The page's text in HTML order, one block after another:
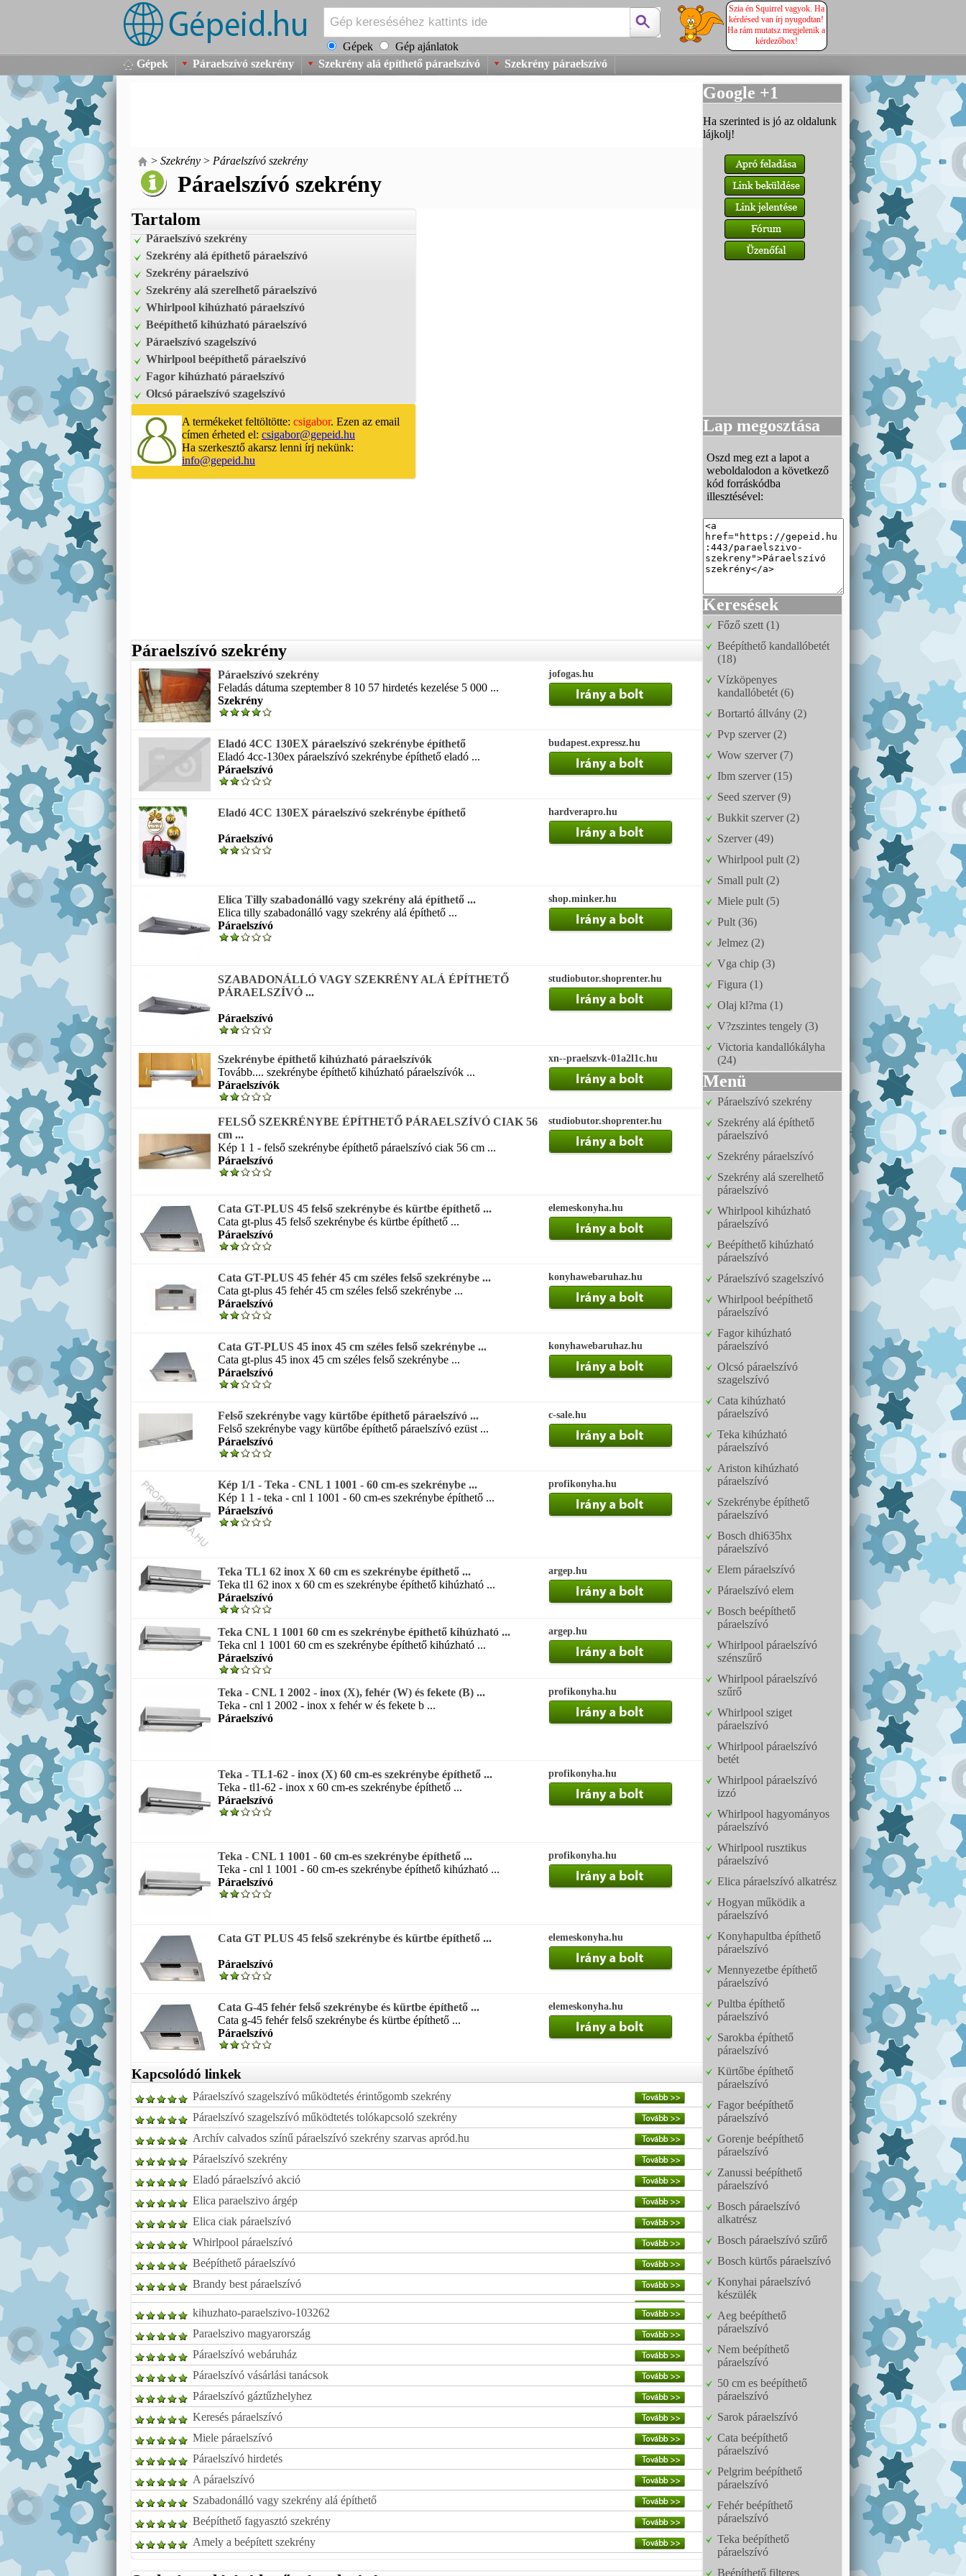
Gépek Gép ajánlatok
Szia én Squirrel vagyok. Ha
kérdésed van írj nyugodtan!
Ha rám mutatsz megjelenik a
kérdezőbox!
Gépek Páraelszívó szekrény Szekrény alá építhető páraelszívó Szekrény páraelszívó
> Szekrény > Páraelszívó szekrény
Páraelszívó szekrény
Tartalom
Páraelszívó szekrény
Szekrény alá építhető páraelszívó
Szekrény páraelszívó
Szekrény alá szerelhető páraelszívó
Whirlpool kihúzható páraelszívó
Beépíthető kihúzható páraelszívó
Páraelszívó szagelszívó
Whirlpool beépíthető páraelszívó
Fagor kihúzható páraelszívó
Olcsó páraelszívó szagelszívó
A termékeket feltöltötte: csigabor. Ezen az email
címen érheted el: csigabor@gepeid.hu
Ha szerkesztő akarsz lenni írj nekünk:
info@gepeid.hu
Páraelszívó szekrény
Páraelszívó szekrény
Feladás dátuma szeptember 8 10 57 hirdetés kezelése 5 000 ...
Szekrény
jofogas.hu
Eladó 4CC 130EX páraelszívó szekrénybe építhető
Eladó 4cc-130ex páraelszívó szekrénybe építhető eladó ...
Páraelszívó
budapest.expressz.hu
Eladó 4CC 130EX páraelszívó szekrénybe építhető
Páraelszívó
hardverapro.hu
Elica Tilly szabadonálló vagy szekrény alá építhető ...
Elica tilly szabadonálló vagy szekrény alá építhető ...
Páraelszívó
shop.minker.hu
SZABADONÁLLÓ VAGY SZEKRÉNY ALÁ ÉPÍTHETŐ
PÁRAELSZÍVÓ ...
Páraelszívó
studiobutor.shoprenter.hu
Szekrénybe építhető kihúzható páraelszívók
Tovább.... szekrénybe építhető kihúzható páraelszívók ...
Páraelszívók
xn--praelszvk-01a2l1c.hu
FELSŐ SZEKRÉNYBE ÉPÍTHETŐ PÁRAELSZÍVÓ CIAK 56
cm ...
Kép 1 1 - felső szekrénybe építhető páraelszívó ciak 56 cm ...
Páraelszívó
studiobutor.shoprenter.hu
Cata GT-PLUS 45 felső szekrénybe és kürtbe építhető ...
Cata gt-plus 45 felső szekrénybe és kürtbe építhető ...
Páraelszívó
elemeskonyha.hu
Cata GT-PLUS 45 fehér 45 cm széles felső szekrénybe ...
Cata gt-plus 45 fehér 45 cm széles felső szekrénybe ...
Páraelszívó
konyhawebaruhaz.hu
Cata GT-PLUS 45 inox 45 cm széles felső szekrénybe ...
Cata gt-plus 45 inox 45 cm széles felső szekrénybe ...
Páraelszívó
konyhawebaruhaz.hu
Felső szekrénybe vagy kürtőbe építhető páraelszívó ...
Felső szekrénybe vagy kürtőbe építhető páraelszívó ezüst ...
Páraelszívó
c-sale.hu
Kép 1/1 - Teka - CNL 1 1001 - 60 cm-es szekrénybe ...
Kép 1 1 - teka - cnl 1 1001 - 60 cm-es szekrénybe építhető ...
Páraelszívó
profikonyha.hu
Teka TL1 62 inox X 60 cm es szekrénybe építhető ...
Teka tl1 62 inox x 60 cm es szekrénybe építhető kihúzható ...
Páraelszívó
argep.hu
Teka CNL 1 1001 60 cm es szekrénybe építhető kihúzható ...
Teka cnl 1 1001 60 cm es szekrénybe építhető kihúzható ...
Páraelszívó
argep.hu
Teka - CNL 1 2002 - inox (X), fehér (W) és fekete (B) ...
Teka - cnl 1 2002 - inox x fehér w és fekete b ...
Páraelszívó
profikonyha.hu
Teka - TL1-62 - inox (X) 60 cm-es szekrénybe építhető ...
Teka - tl1-62 - inox x 60 cm-es szekrénybe építhető ...
Páraelszívó
profikonyha.hu
Teka - CNL 1 1001 - 60 cm-es szekrénybe építhető ...
Teka - cnl 1 1001 - 60 cm-es szekrénybe építhető kihúzható ...
Páraelszívó
profikonyha.hu
Cata GT PLUS 45 felső szekrénybe és kürtbe építhető ...
Páraelszívó
elemeskonyha.hu
Cata G-45 fehér felső szekrénybe és kürtbe építhető ...
Cata g-45 fehér felső szekrénybe és kürtbe építhető ...
Páraelszívó
elemeskonyha.hu
Kapcsolódó linkek
Páraelszívó szagelszívó működtetés érintőgomb szekrény
Páraelszívó szagelszívó működtetés tolókapcsoló szekrény
Archív calvados színű páraelszívó szekrény szarvas apród.hu
Páraelszívó szekrény
Eladó páraelszívó akció
Elica paraelszivo árgép
Elica ciak páraelszívó
Whirlpool páraelszívó
Beépíthető páraelszívó
Brandy best páraelszívó
kihuzhato-paraelszivo-103262
Paraelszivo magyarország
Páraelszívó webáruház
Páraelszívó vásárlási tanácsok
Páraelszívó gáztűzhelyhez
Keresés páraelszívó
Miele páraelszívó
Páraelszívó hirdetés
A páraelszívó
Szabadonálló vagy szekrény alá építhető
Beépíthető fagyasztó szekrény
Amely a beépített szekrény
Google +1
Ha szerinted is jó az oldalunk
lájkolj!
Lap megosztása
Oszd meg ezt a lapot a
weboldalodon a következő
kód forráskódba
illesztésével:
Keresések
Főző szett (1)
Beépíthető kandallóbetét
(18)
Vízköpenyes
kandallóbetét (6)
Bortartó állvány (2)
Pvp szerver (2)
Wow szerver (7)
Ibm szerver (15)
Seed szerver (9)
Bukkit szerver (2)
Szerver (49)
Whirlpool pult (2)
Small pult (2)
Miele pult (5)
Pult (36)
Jelmez (2)
Vga chip (3)
Figura (1)
Olaj kl?ma (1)
V?zszintes tengely (3)
Victoria kandallókályha
(24)
Menü
Páraelszívó szekrény
Szekrény alá építhető
páraelszívó
Szekrény páraelszívó
Szekrény alá szerelhető
páraelszívó
Whirlpool kihúzható
páraelszívó
Beépíthető kihúzható
páraelszívó
Páraelszívó szagelszívó
Whirlpool beépíthető
páraelszívó
Fagor kihúzható
páraelszívó
Olcsó páraelszívó
szagelszívó
Cata kihúzható
páraelszívó
Teka kihúzható
páraelszívó
Ariston kihúzható
páraelszívó
Szekrénybe építhető
páraelszívó
Bosch dhi635hx
páraelszívó
Elem páraelszívó
Páraelszívó elem
Bosch beépíthető
páraelszívó
Whirlpool páraelszívó
szénszűrő
Whirlpool páraelszívó
szűrő
Whirlpool sziget
páraelszívó
Whirlpool páraelszívó
betét
Whirlpool páraelszívó
izzó
Whirlpool hagyományos
páraelszívó
Whirlpool rusztikus
páraelszívó
Elica páraelszívó alkatrész
Hogyan működik a
páraelszívó
Konyhapultba építhető
páraelszívó
Mennyezetbe építhető
páraelszívó
Pultba építhető
páraelszívó
Sarokba építhető
páraelszívó
Kürtőbe építhető
páraelszívó
Fagor beépíthető
páraelszívó
Gorenje beépíthető
páraelszívó
Zanussi beépíthető
páraelszívó
Bosch páraelszívó
alkatrész
Bosch páraelszívó szűrő
Bosch kürtős páraelszívó
Konyhai páraelszívó
készülék
Aeg beépíthető
páraelszívó
Nem beépíthető
páraelszívó
50 cm es beépíthető
páraelszívó
Sarok páraelszívó
Cata beépíthető
páraelszívó
Pelgrim beépíthető
páraelszívó
Fehér beépíthető
páraelszívó
Teka beépíthető
páraelszívó
Beépíthető filteres